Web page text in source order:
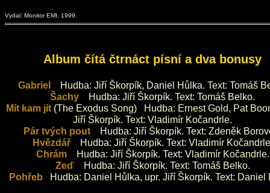
Vydal: Monitor EMI, 1999.
Album čítá čtrnáct písní a dva bonusy
GabrielHudba: Jiří Škorpík, Daniel Hůlka. Text: Tomáš
Šachy Hudba: Jiří Škorpík. Text: Tomáš Belko.
Mít kam jít (The Exodus Song) Hudba: Ernest Gold, Pat
Jiří Škorpík. Text: Vladimír Kočandrle.
Pár tvých pout Hudba: Jiří Škorpík. Text: Zdeněk
HvězdářHudba: Jiří Škorpík. Text: Vladimír
ChrámHudba: Jiří Škorpík. Text: Vladimír Kočandrle.
ZeďHudba: Jiří Škorpík. Text: Tomáš Belko.
Pohřeb Hudba: Daniel Hůlka, upr. Jiří Škorpík. Text: Daniel